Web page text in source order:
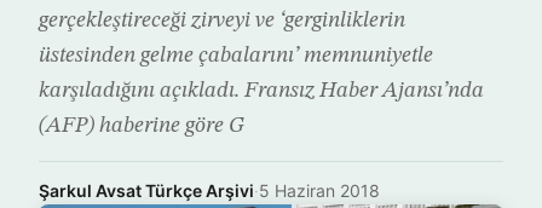
gerçekleştireceği zirveyi ve ‘gerginliklerin
üstesinden gelme çabalarını’ memnuniyetle
karşıladığını açıkladı. Fransız Haber Ajansı’nda
(AFP) haberine göre G
Şarkul Avsat Türkçe Arşivi·5 Haziran 2018